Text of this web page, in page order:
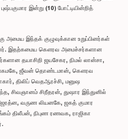
இன்று (10) போட்டியின்றித்
அமைய இந்தக் குழுவுக்கான உறுப்பினர்கள்
இதற்கமைய கௌரவ அமைச்சர்களான
தயாசிறி ஜயசேகர, நிமல் லான்சா,
ஜீவன் தொண்டமான், கௌரவ
திலிப் வெதஆரச்சி, மனுஷ
சிவஞானம் சிறீதரன், துஷார இந்துனில்
வருண லியனகே, ஜகத் குமார
திலீபன், நிபுண ரணவக, ராஜிகா